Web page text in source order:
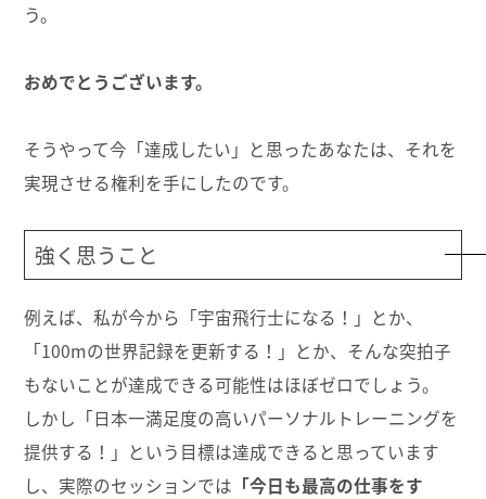
う。
おめでとうございます。
そうやって今「達成したい」と思ったあなたは、それを
実現させる権利を手にしたのです。
強く思うこと
例えば、私が今から「宇宙飛行士になる！」とか、
「100mの世界記録を更新する！」とか、そんな突拍子
もないことが達成できる可能性はほぼゼロでしょう。
しかし「日本一満足度の高いパーソナルトレーニングを
提供する！」という目標は達成できると思っています
し、実際のセッションでは 「今日も最高の仕事をす